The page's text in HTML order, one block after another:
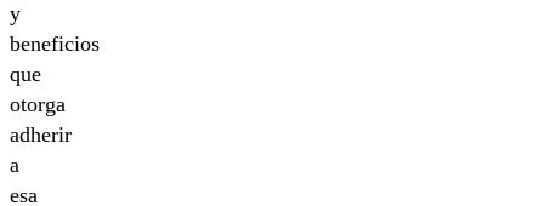
y
beneficios
que
otorga
adherir
a
esa